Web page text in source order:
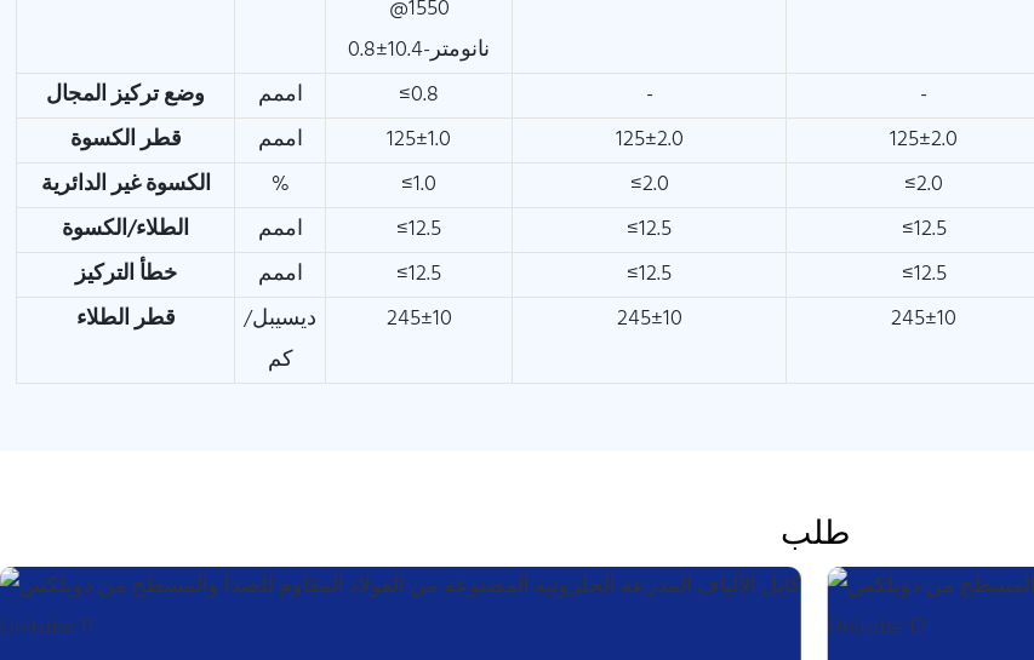
@1550
نانومتر-10.4±0.8
وضع تركيز المجال اممم ≤0.8 - -
قطر الكسوة
اممم 125±1.0 125±2.0 125±2.0
الكسوة غير الدائرية
% ≤1.0 ≤2.0 ≤2.0
الطلاء/الكسوة
اممم ≤12.5 ≤12.5 ≤12.5
خطأ التركيز
اممم ≤12.5 ≤12.5 ≤12.5
قطر الطلاء
ديسيبل/
كم
245±10 245±10 245±10
طلب